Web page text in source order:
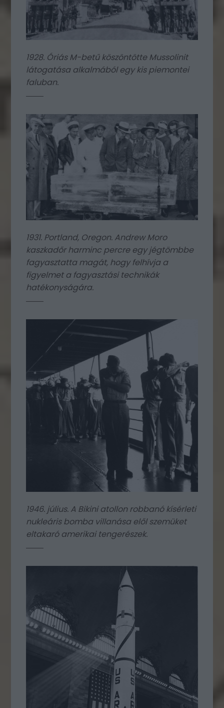
1928. Óriás M-betű köszöntötte Mussolinit
látogatása alkalmából egy kis piemontei
faluban.
1931. Portland, Oregon. Andrew Moro
kaszkadőr harminc percre egy jégtömbbe
fagyasztatta magát, hogy felhívja a
figyelmet a fagyasztási technikák
hatékonyságára.
1946. július. A Bikini atollon robbanó kísérleti
nukleáris bomba villanása elől szemüket
eltakaró amerikai tengerészek.